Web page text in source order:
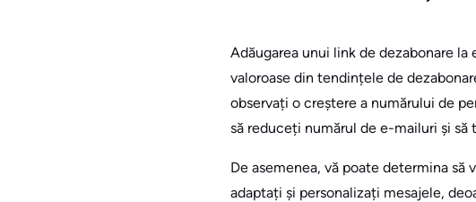
Adăugarea unui link de dezabonare
valoroase din tendințele de
observați o creștere a numărului de
să reduceți numărul de e-mailuri și
De asemenea, vă poate determina
adaptați și personalizați mesajele,